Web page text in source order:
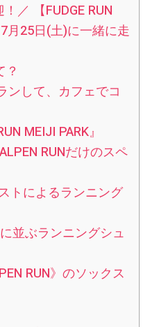
／ 【FUDGE RUN
月25日(土)に一緒に走
ンして、カフェでコ
MEIJI PARK』
RUNだけのスペ
トによるランニング
並ぶランニングシュ
RUN》のソックス